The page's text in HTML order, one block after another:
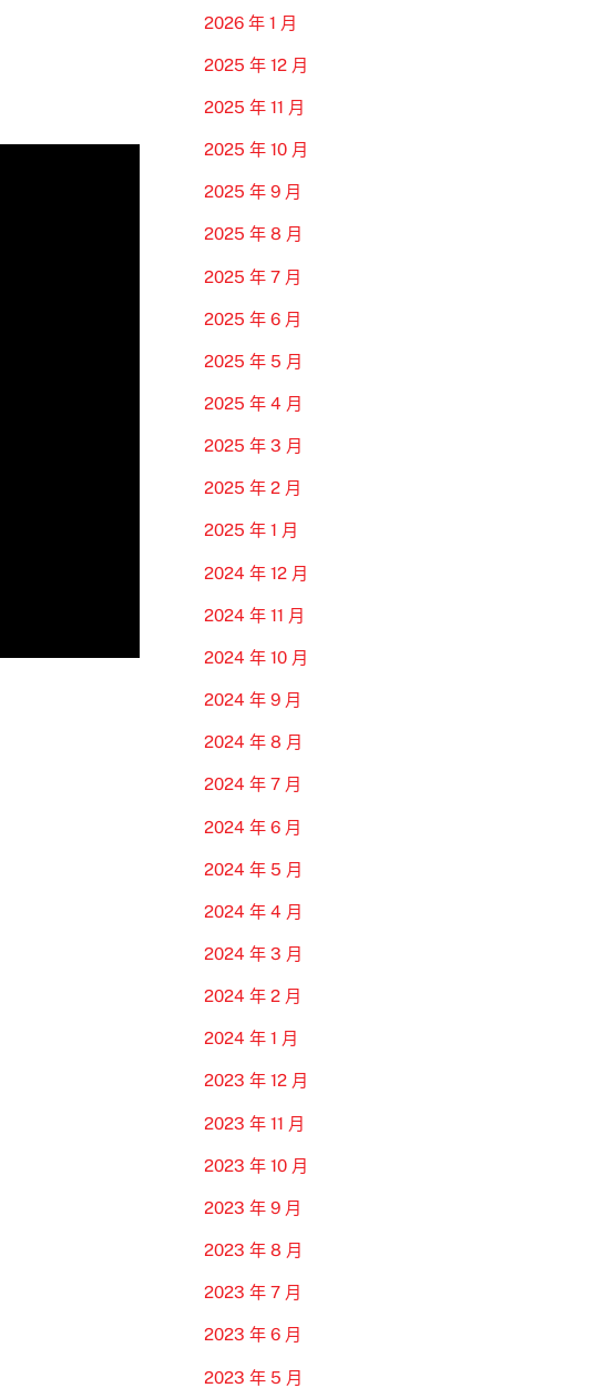
2026 年 1 月
2025 年 12 月
2025 年 11 月
2025 年 10 月
2025 年 9 月
2025 年 8 月
2025 年 7 月
2025 年 6 月
2025 年 5 月
2025 年 4 月
2025 年 3 月
2025 年 2 月
2025 年 1 月
2024 年 12 月
2024 年 11 月
2024 年 10 月
2024 年 9 月
2024 年 8 月
2024 年 7 月
2024 年 6 月
2024 年 5 月
2024 年 4 月
2024 年 3 月
2024 年 2 月
2024 年 1 月
2023 年 12 月
2023 年 11 月
2023 年 10 月
2023 年 9 月
2023 年 8 月
2023 年 7 月
2023 年 6 月
2023 年 5 月